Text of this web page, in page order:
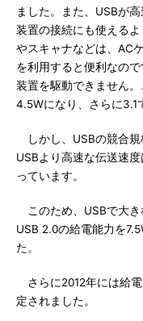
ました。また、USBが
装置の接続にも使える
やスキャナなどは、AC
を利用すると便利なの
装置を駆動できません
4.5Wになり、さらに3.1
しかし、USBの競合規
USBより高速な伝送速
っています。
このため、USBで大き
USB 2.0の給電能力を
た。
さらに2012年には給電
定されました。